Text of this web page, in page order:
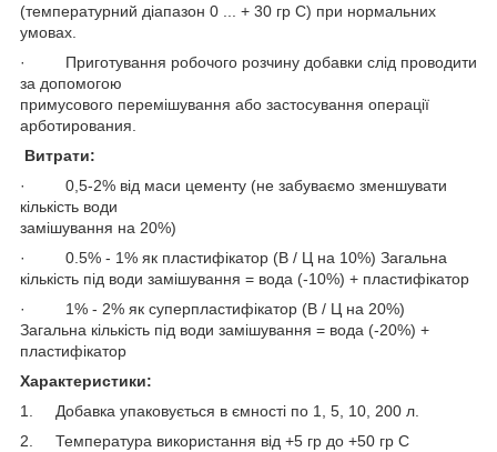
(температурний діапазон 0 ... + 30 гр С) при нормальних
умовах.
· Приготування робочого розчину добавки слід проводити
за допомогою
примусового перемішування або застосування операції
арботирования.
Витрати:
· 0,5-2% від маси цементу (не забуваємо зменшувати
кількість води
замішування на 20%)
· 0.5% - 1% як пластифікатор (В / Ц на 10%) Загальна
кількість під води замішування = вода (-10%) + пластифікатор
· 1% - 2% як суперпластифікатор (В / Ц на 20%)
Загальна кількість під води замішування = вода (-20%) +
пластифікатор
Характеристики:
1. Добавка упаковується в ємності по 1, 5, 10, 200 л.
2. Температура використання від +5 гр до +50 гр С